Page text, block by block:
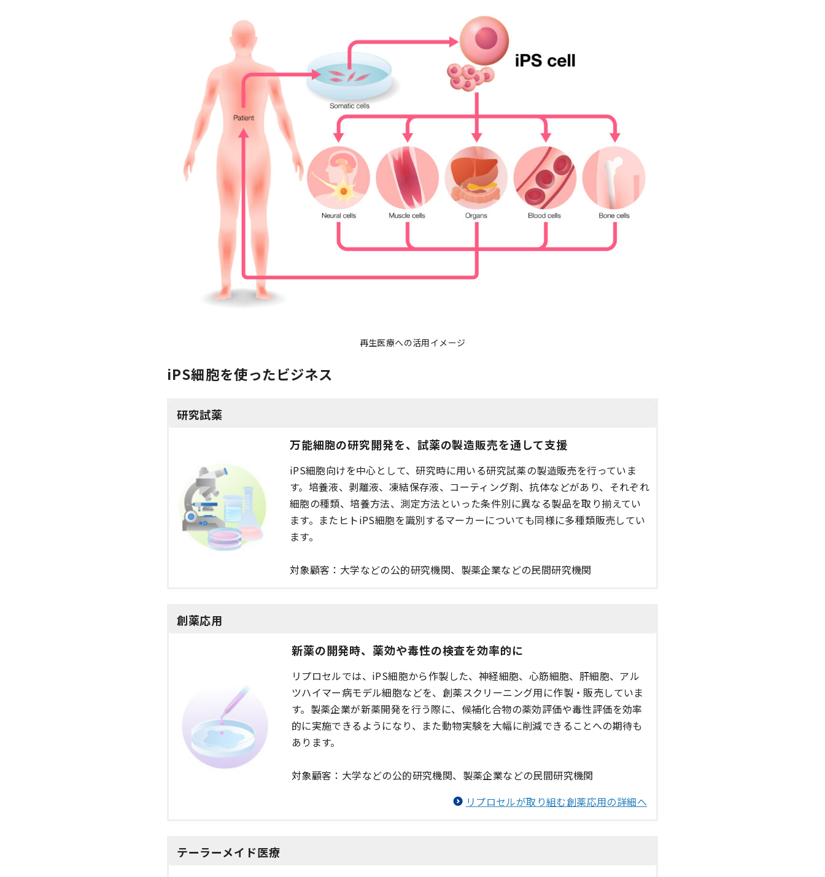
再生医療への活用イメージ
iPS細胞を使ったビジネス
研究試薬
万能細胞の研究開発を、試薬の製造販売を通して支援
iPS細胞向けを中心として、研究時に用いる研究試薬の製造販売を行っていま
す。培養液、剥離液、凍結保存液、コーティング剤、抗体などがあり、それぞれ
細胞の種類、培養方法、測定方法といった条件別に異なる製品を取り揃えてい
ます。またヒトiPS細胞を識別するマーカーについても同様に多種類販売してい
ます。
対象顧客：大学などの公的研究機関、製薬企業などの民間研究機関
創薬応用
新薬の開発時、薬効や毒性の検査を効率的に
リプロセルでは、iPS細胞から作製した、神経細胞、心筋細胞、肝細胞、アル
ツハイマー病モデル細胞などを、創薬スクリーニング用に作製・販売していま
す。製薬企業が新薬開発を行う際に、候補化合物の薬効評価や毒性評価を効率
的に実施できるようになり、また動物実験を大幅に削減できることへの期待も
あります。
対象顧客：大学などの公的研究機関、製薬企業などの民間研究機関
リプロセルが取り組む創薬応用の詳細へ
テーラーメイド医療